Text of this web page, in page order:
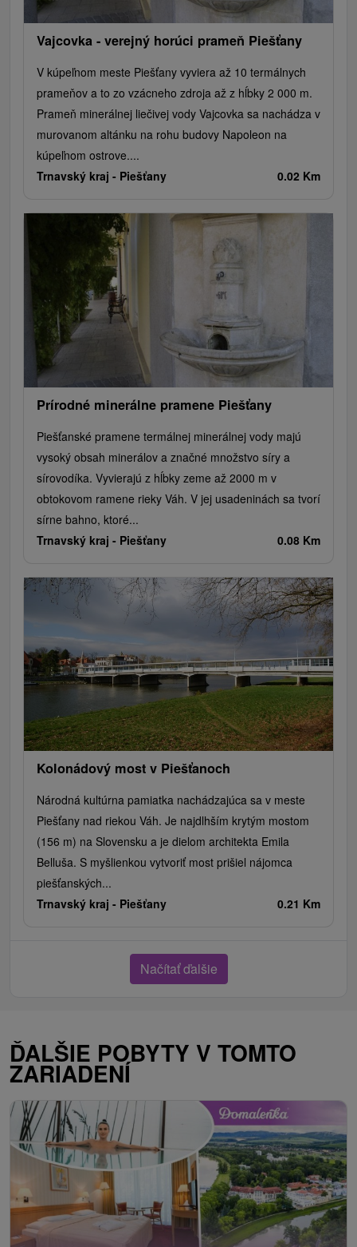
Vajcovka - verejný horúci prameň Piešťany
V kúpeľnom meste Piešťany vyviera až 10 termálnych
prameňov a to zo vzácneho zdroja až z hĺbky 2 000 m.
Prameň minerálnej liečivej vody Vajcovka sa nachádza v
murovanom altánku na rohu budovy Napoleon na
kúpeľnom ostrove....
Trnavský kraj - Piešťany 0.02 Km
Prírodné minerálne pramene Piešťany
Piešťanské pramene termálnej minerálnej vody majú
vysoký obsah minerálov a značné množstvo síry a
sírovodíka. Vyvierajú z hĺbky zeme až 2000 m v
obtokovom ramene rieky Váh. V jej usadeninách sa tvorí
sírne bahno, ktoré...
Trnavský kraj - Piešťany 0.08 Km
Kolonádový most v Piešťanoch
Národná kultúrna pamiatka nachádzajúca sa v meste
Piešťany nad riekou Váh. Je najdlhším krytým mostom
(156 m) na Slovensku a je dielom architekta Emila
Belluša. S myšlienkou vytvoriť most prišiel nájomca
piešťanských...
Trnavský kraj - Piešťany 0.21 Km
Načítať ďalšie
ĎALŠIE POBYTY V TOMTO
ZARIADENÍ